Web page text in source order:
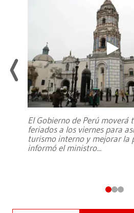
El Gobierno de Perú moverá
feriados a los viernes para
turismo interno y mejorar la
informó el ministro...